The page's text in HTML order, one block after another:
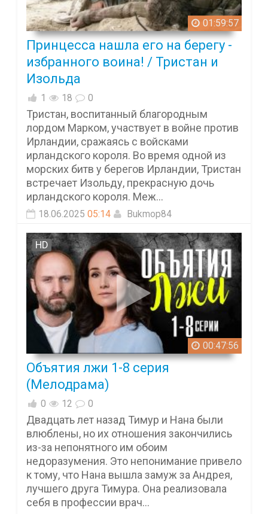
01:59:57
Принцесса нашла его на берегу -
избранного воина! / Тристан и
Изольда
1 18 0
Тристан, воспитанный благородным
лордом Марком, участвует в войне против
Ирландии, сражаясь с войсками
ирландского короля. Во время одной из
морских битв у берегов Ирландии, Тристан
встречает Изольду, прекрасную дочь
ирландского короля. Меж...
18.06.2025 05:14 Bukmop84
00:47:56
HD
Объятия лжи 1-8 серия
(Мелодрама)
0 12 0
Двадцать лет назад Тимур и Нана были
влюблены, но их отношения закончились
из-за непонятного им обоим
недоразумения. Это непонимание привело
к тому, что Нана вышла замуж за Андрея,
лучшего друга Тимура. Она реализовала
себя в профессии врач...